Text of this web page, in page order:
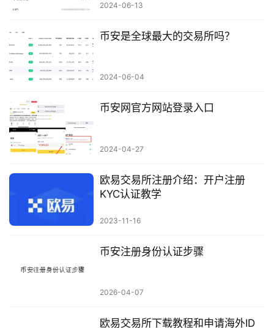
2024-06-13
币安是全球最大的交易所吗？
2024-06-04
币安网官方网站登录入口
2024-04-27
欧易交易所注册介绍：开户注册
KYC认证教学
2023-11-16
币安注册身份认证步骤
2026-04-07
欧易交易所下载教程和申请海外ID